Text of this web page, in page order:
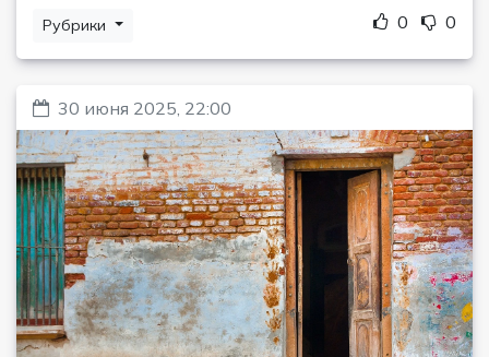
Рубрики 0 0
30 июня 2025, 22:00